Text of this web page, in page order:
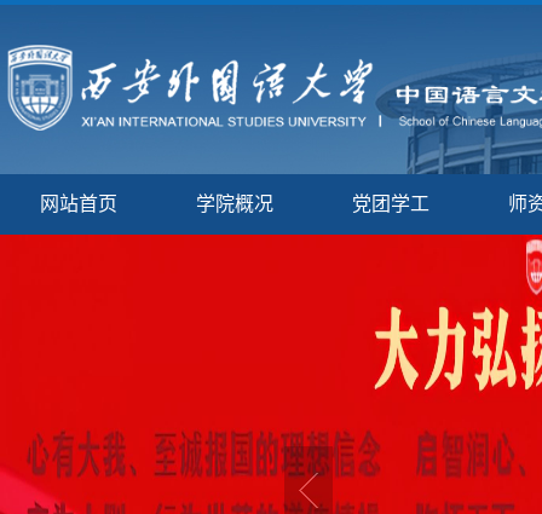
网站首页 学院概况 党团学工 师